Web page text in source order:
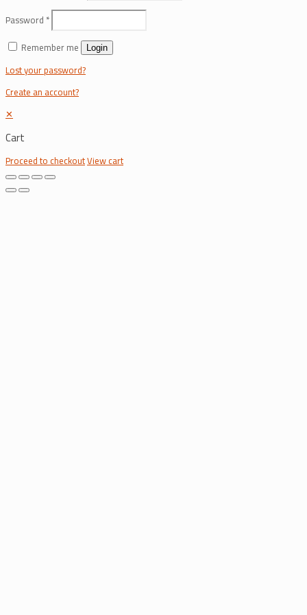
Password *
Remember me
Login
Lost your password?
Create an account?
✕
Cart
Proceed to checkoutView cart